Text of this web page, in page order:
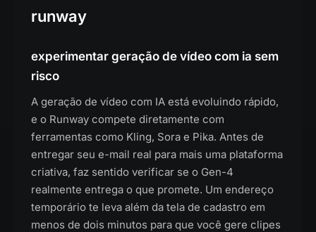
runway
experimentar geração de vídeo com ia sem
risco
A geração de vídeo com IA está evoluindo rápido,
e o Runway compete diretamente com
ferramentas como Kling, Sora e Pika. Antes de
entregar seu e-mail real para mais uma plataforma
criativa, faz sentido verificar se o Gen-4
realmente entrega o que promete. Um endereço
temporário te leva além da tela de cadastro em
menos de dois minutos para que você gere clipes